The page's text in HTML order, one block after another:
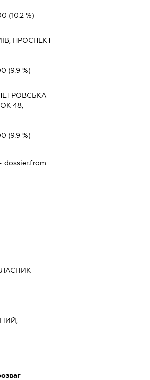
(10.2 %)
ПРОСПЕКТ
(9.9 %)
48,
(9.9 %)
- dossier.from